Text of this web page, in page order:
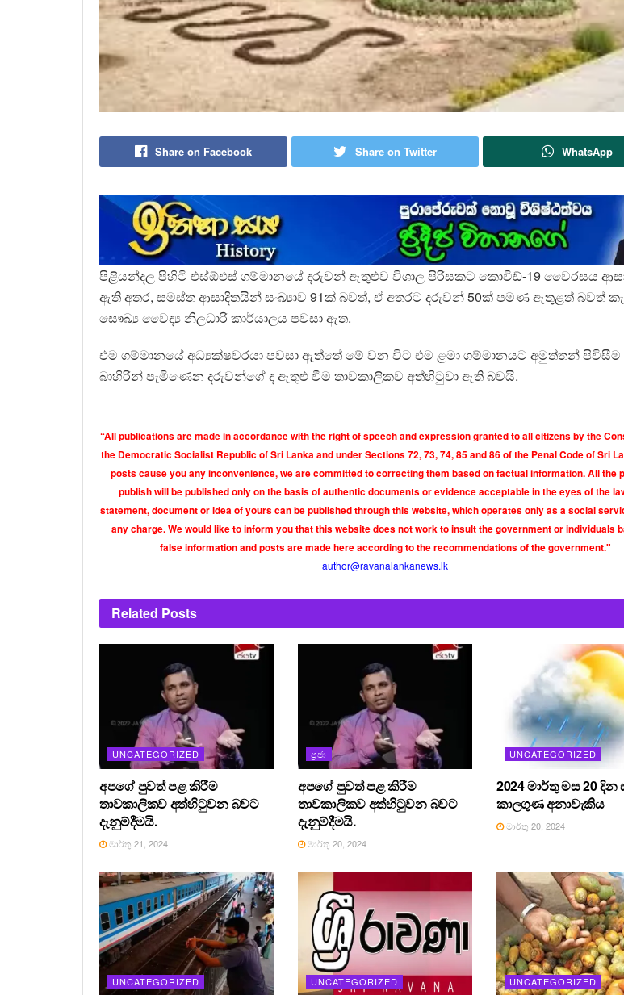
Share on Facebook Share on Twitter WhatsApp
පිළියන්දල පිහිටි එස්ඕඑස් ගම්මානයේ දරුවන් ඇතුළුව විශාල පිරිසකට කොවිඩ්-19 වෛරසය
ඇති අතර, සමස්ත ආසාදිතයින් සංඛ්‍යාව 91ක් බවත්, ඒ අතරට දරුවන් 50ක් පමණ ඇතුළත් බවත්
සෞඛ්‍ය වෛද්‍ය නිලධාරී කාර්යාලය පවසා ඇත.
එම ගම්මානයේ අධ්‍යක්ෂවරයා පවසා ඇත්තේ මේ වන විට එම ළමා ගම්මානයට අමුත්තන්
බාහිරින් පැමිණෙන දරුවන්ගේ ද ඇතුළු වීම තාවකාලිකව අත්හිටුවා ඇති බවයි.
“All publications are made in accordance with the right of speech and expression granted to all citizens by the
the Democratic Socialist Republic of Sri Lanka and under Sections 72, 73, 74, 85 and 86 of the Penal Code of Sri
posts cause you any inconvenience, we are committed to correcting them based on factual information. All the
publish will be published only on the basis of authentic documents or evidence acceptable in the eyes of the
statement, document or idea of yours can be published through this website, which operates only as a social
any charge. We would like to inform you that this website does not work to insult the government or individuals
false information and posts are made here according to the recommendations of the government."
author@ravanalankanews.lk
Related Posts
UNCATEGORIZED
අපගේ පුවත් පළ කිරීම
තාවකාලිකව අත්හිටුවන බවට
දැනුම්දීමයි.
මාර්තු 21, 2024
ප්‍රජා
අපගේ පුවත් පළ කිරීම
තාවකාලිකව අත්හිටුවන බවට
දැනුම්දීමයි.
මාර්තු 20, 2024
UNCATEGORIZED
2024 මාර්තු මස 20 දින
කාලගුණ අනාවැකිය
මාර්තු 20, 2024
UNCATEGORIZED UNCATEGORIZED UNCATEGORIZED